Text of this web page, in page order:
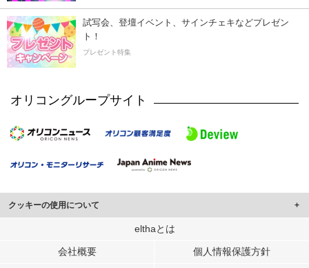
試写会、登壇イベント、サインチェキなどプレゼン
ト！
プレゼント特集
オリコングループサイト
クッキーの使用について
このサイトでは Cookie を使用して、ユーザーに合わせたコンテンツや広告の
行っています。
elthaとは
会社概要 個人情報保護方針